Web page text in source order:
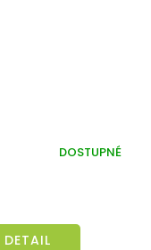
DOSTUPNÉ
DETAIL